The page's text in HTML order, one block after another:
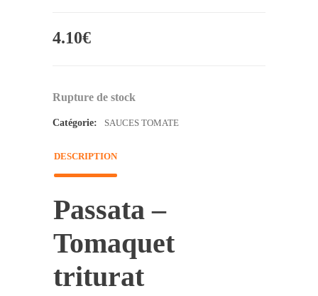
4.10€
Rupture de stock
Catégorie: SAUCES TOMATE
DESCRIPTION
Passata –
Tomaquet
triturat